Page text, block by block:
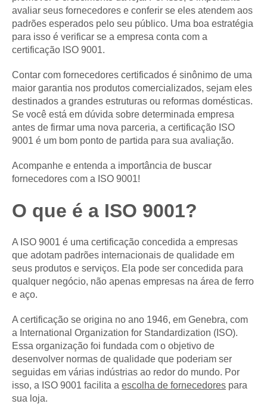
avaliar seus fornecedores e conferir se eles atendem aos
padrões esperados pelo seu público. Uma boa estratégia
para isso é verificar se a empresa conta com a
certificação ISO 9001.
Contar com fornecedores certificados é sinônimo de uma
maior garantia nos produtos comercializados, sejam eles
destinados a grandes estruturas ou reformas domésticas.
Se você está em dúvida sobre determinada empresa
antes de firmar uma nova parceria, a certificação ISO
9001 é um bom ponto de partida para sua avaliação.
Acompanhe e entenda a importância de buscar
fornecedores com a ISO 9001!
O que é a ISO 9001?
A ISO 9001 é uma certificação concedida a empresas
que adotam padrões internacionais de qualidade em
seus produtos e serviços. Ela pode ser concedida para
qualquer negócio, não apenas empresas na área de ferro
e aço.
A certificação se origina no ano 1946, em Genebra, com
a International Organization for Standardization (ISO).
Essa organização foi fundada com o objetivo de
desenvolver normas de qualidade que poderiam ser
seguidas em várias indústrias ao redor do mundo. Por
isso, a ISO 9001 facilita a escolha de fornecedores para
sua loja.